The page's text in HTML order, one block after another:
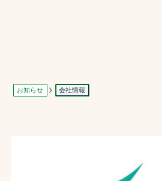
会社概要
お知らせ 会社情報